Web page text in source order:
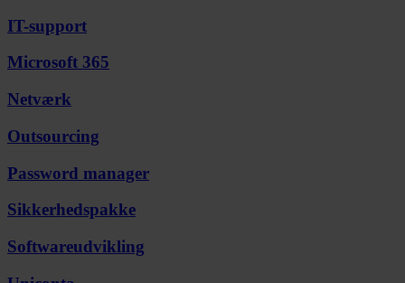
IT-support
Microsoft 365
Netværk
Outsourcing
Password manager
Sikkerhedspakke
Softwareudvikling